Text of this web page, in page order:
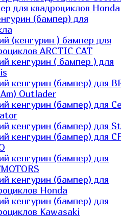
для квадроциклов Honda
(бампер) для
(кенгурин ) бампер для
ARCTIC CAT
кенгурин ( бампер ) для
кенгурин (бампер) для
Outlader
кенгурин (бампер) для
кенгурин (бампер) для
кенгурин (бампер) для
кенгурин (бампер) для
кенгурин (бампер) для
Honda
кенгурин (бампер) для
Kawasaki